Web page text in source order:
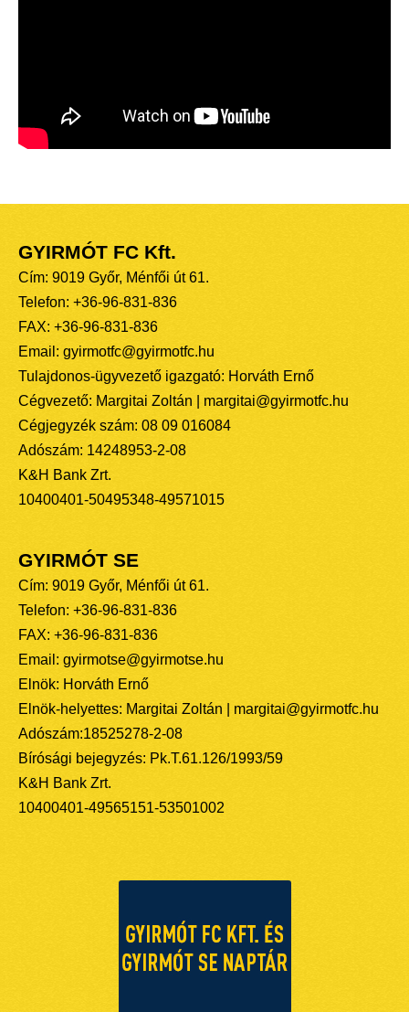
GYIRMÓT FC Kft.
Cím: 9019 Győr, Ménfői út 61.
Telefon: +36-96-831-836
FAX: +36-96-831-836
Email: gyirmotfc@gyirmotfc.hu
Tulajdonos-ügyvezető igazgató: Horváth Ernő
Cégvezető: Margitai Zoltán | margitai@gyirmotfc.hu
Cégjegyzék szám: 08 09 016084
Adószám: 14248953-2-08
K&H Bank Zrt.
10400401-50495348-49571015
GYIRMÓT SE
Cím: 9019 Győr, Ménfői út 61.
Telefon: +36-96-831-836
FAX: +36-96-831-836
Email: gyirmotse@gyirmotse.hu
Elnök: Horváth Ernő
Elnök-helyettes: Margitai Zoltán | margitai@gyirmotfc.hu
Adószám:18525278-2-08
Bírósági bejegyzés: Pk.T.61.126/1993/59
K&H Bank Zrt.
10400401-49565151-53501002